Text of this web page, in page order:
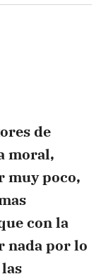
de
moral,
muy poco,
con la
nada por lo